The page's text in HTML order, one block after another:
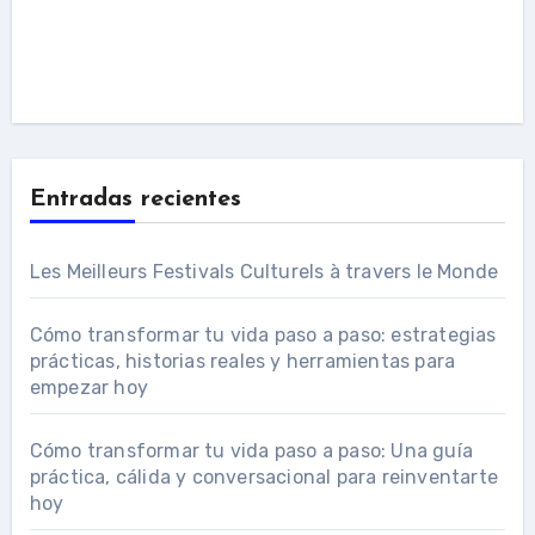
Entradas recientes
Les Meilleurs Festivals Culturels à travers le Monde
Cómo transformar tu vida paso a paso: estrategias
prácticas, historias reales y herramientas para
empezar hoy
Cómo transformar tu vida paso a paso: Una guía
práctica, cálida y conversacional para reinventarte
hoy